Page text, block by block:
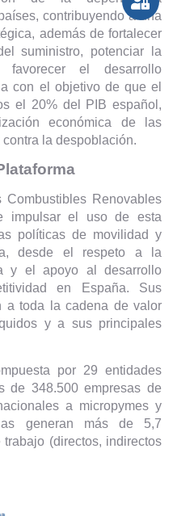
contribuyendo a una
además de fortalecer
suministro, potenciar la
el desarrollo
con el objetivo de que el
el 20% del PIB español,
económica de las
la despoblación.
Combustibles Renovables
impulsar el uso de esta
políticas de movilidad y
desde el respeto a la
y el apoyo al desarrollo
en España. Sus
a toda la cadena de valor
y a sus principales
por 29 entidades
de 348.500 empresas de
a micropymes y
generan más de 5,7
(directos, indirectos